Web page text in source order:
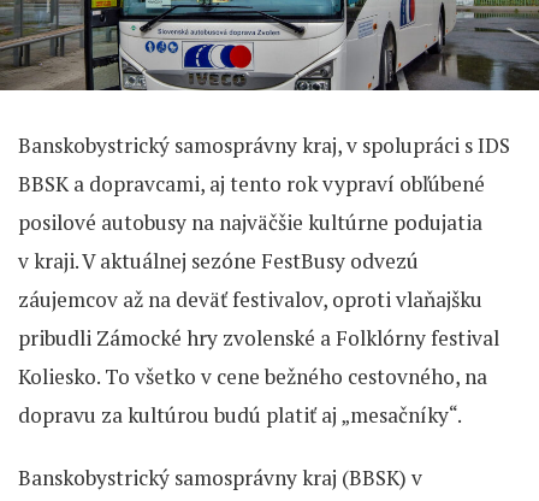
Banskobystrický samosprávny kraj, v spolupráci s IDS
BBSK a dopravcami, aj tento rok vypraví obľúbené
posilové autobusy na najväčšie kultúrne podujatia
v kraji. V aktuálnej sezóne FestBusy odvezú
záujemcov až na deväť festivalov, oproti vlaňajšku
pribudli Zámocké hry zvolenské a Folklórny festival
Koliesko. To všetko v cene bežného cestovného, na
dopravu za kultúrou budú platiť aj „mesačníky“.
Banskobystrický samosprávny kraj (BBSK) v